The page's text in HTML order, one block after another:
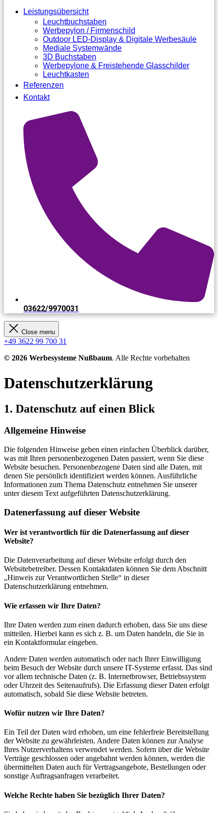
Leistungsübersicht
Leuchtbuchstaben
Werbepylon / Firmenschild
Outdoor LED-Display & Digitale Werbesäule
Mediale Systemwände
3D Buchstaben
Werbepylone & Freistehende Glasschilder
Leuchtkasten
Referenzen
Kontakt
03622/9970031​
Close menu
+49 3622 99 700 31
© 2026 Werbesysteme Nußbaum. Alle Rechte vorbehalten
Datenschutz­erklärung
1. Datenschutz auf einen Blick
Allgemeine Hinweise
Die folgenden Hinweise geben einen einfachen Überblick darüber,
was mit Ihren personenbezogenen Daten passiert, wenn Sie diese
Website besuchen. Personenbezogene Daten sind alle Daten, mit
denen Sie persönlich identifiziert werden können. Ausführliche
Informationen zum Thema Datenschutz entnehmen Sie unserer
unter diesem Text aufgeführten Datenschutzerklärung.
Datenerfassung auf dieser Website
Wer ist verantwortlich für die Datenerfassung auf dieser
Website?
Die Datenverarbeitung auf dieser Website erfolgt durch den
Websitebetreiber. Dessen Kontaktdaten können Sie dem Abschnitt
„Hinweis zur Verantwortlichen Stelle“ in dieser
Datenschutzerklärung entnehmen.
Wie erfassen wir Ihre Daten?
Ihre Daten werden zum einen dadurch erhoben, dass Sie uns diese
mitteilen. Hierbei kann es sich z. B. um Daten handeln, die Sie in
ein Kontaktformular eingeben.
Andere Daten werden automatisch oder nach Ihrer Einwilligung
beim Besuch der Website durch unsere IT-Systeme erfasst. Das sind
vor allem technische Daten (z. B. Internetbrowser, Betriebssystem
oder Uhrzeit des Seitenaufrufs). Die Erfassung dieser Daten erfolgt
automatisch, sobald Sie diese Website betreten.
Wofür nutzen wir Ihre Daten?
Ein Teil der Daten wird erhoben, um eine fehlerfreie Bereitstellung
der Website zu gewährleisten. Andere Daten können zur Analyse
Ihres Nutzerverhaltens verwendet werden. Sofern über die Website
Verträge geschlossen oder angebahnt werden können, werden die
übermittelten Daten auch für Vertragsangebote, Bestellungen oder
sonstige Auftragsanfragen verarbeitet.
Welche Rechte haben Sie bezüglich Ihrer Daten?